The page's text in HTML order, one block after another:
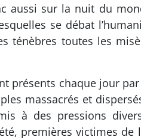
aussi sur la nuit du
se débat
ténèbres toutes les
présents chaque jour
massacrés et
à des pressions
premières victimes de